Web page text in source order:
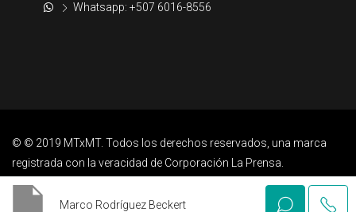
Whatsapp: +507 6016-8556
© © 2019 MTxMT. Todos los derechos reservados, una marca
registrada con la veracidad de Corporación La Prensa.
Marco Rodríguez Beckert